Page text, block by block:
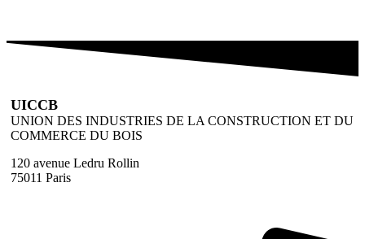
UICCB
UNION DES INDUSTRIES DE LA CONSTRUCTION ET DU
COMMERCE DU BOIS
120 avenue Ledru Rollin
75011 Paris